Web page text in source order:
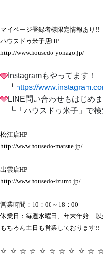
マイページ登録者様限定情報あり!!
ハウスドゥ米子店HP
http://www.housedo-yonago.jp/
Instagramもやってます！
┗https://
LINE問い合わせもはじめま
┗「ハウスドゥ米子」で検
松江店HP
http://www.housedo-matsue.jp/
出雲店HP
http://www.housedo-izumo.jp/
営業時間：10：00～18：00
休業日：毎週水曜日、年末年始 以
もちろん土日も営業しております!!